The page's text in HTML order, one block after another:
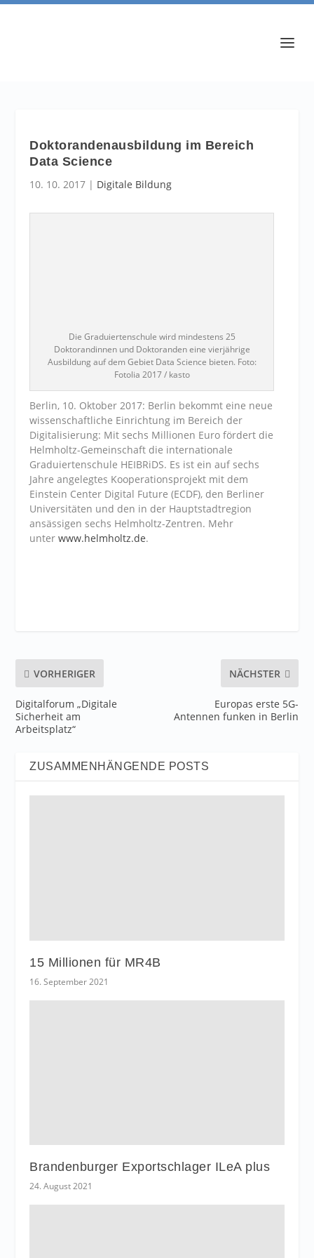
Doktorandenausbildung im Bereich
Data Science
10. 10. 2017 | Digitale Bildung
Die Graduiertenschule wird mindestens 25
Doktorandinnen und Doktoranden eine vierjährige
Ausbildung auf dem Gebiet Data Science bieten. Foto:
Fotolia 2017 / kasto
Berlin, 10. Oktober 2017: Berlin bekommt eine neue
wissenschaftliche Einrichtung im Bereich der
Digitalisierung: Mit sechs Millionen Euro fördert die
Helmholtz-Gemeinschaft die internationale
Graduiertenschule HEIBRiDS. Es ist ein auf sechs
Jahre angelegtes Kooperationsprojekt mit dem
Einstein Center Digital Future (ECDF), den Berliner
Universitäten und den in der Hauptstadtregion
ansässigen sechs Helmholtz-Zentren. Mehr
unterwww.helmholtz.de.
VORHERIGER
Digitalforum „Digitale
Sicherheit am
Arbeitsplatz“
NÄCHSTER
Europas erste 5G-
Antennen funken in Berlin
ZUSAMMENHÄNGENDE POSTS
15 Millionen für MR4B
16. September 2021
Brandenburger Exportschlager ILeA plus
24. August 2021